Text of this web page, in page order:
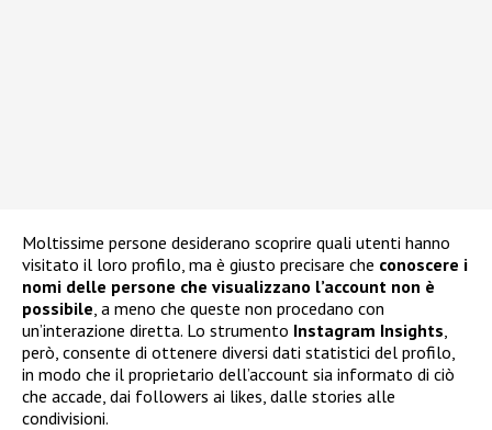
Moltissime persone desiderano scoprire quali utenti hanno
visitato il loro profilo, ma è giusto precisare che conoscere i
nomi delle persone che visualizzano l’account non è
possibile , a meno che queste non procedano con
un’interazione diretta. Lo strumento Instagram Insights
però, consente di ottenere diversi dati statistici del profilo,
in modo che il proprietario dell’account sia informato di ciò
che accade, dai followers ai likes, dalle stories alle
condivisioni.